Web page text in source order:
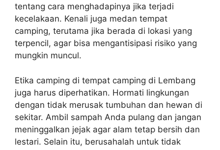
tentang cara menghadapinya jika terjadi
kecelakaan. Kenali juga medan tempat
camping, terutama jika berada di lokasi yang
terpencil, agar bisa mengantisipasi risiko yang
mungkin muncul.
Etika camping di tempat camping di Lembang
juga harus diperhatikan. Hormati lingkungan
dengan tidak merusak tumbuhan dan hewan di
sekitar. Ambil sampah Anda pulang dan jangan
meninggalkan jejak agar alam tetap bersih dan
lestari. Selain itu, berusahalah untuk tidak